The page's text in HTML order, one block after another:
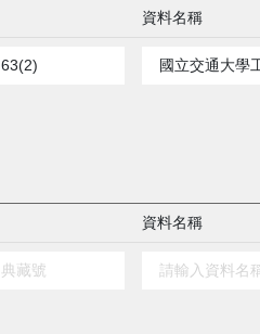
資料名稱
資料名稱